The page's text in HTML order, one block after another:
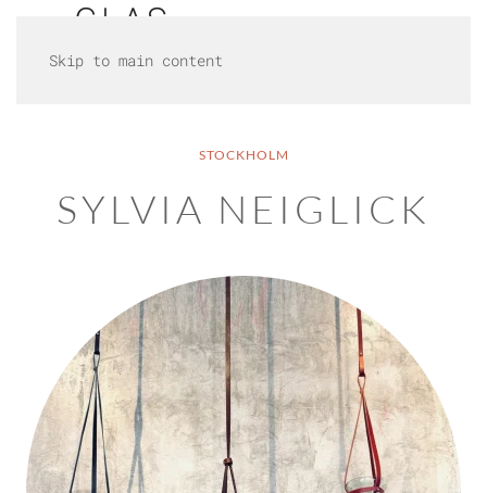
Skip to main content
STOCKHOLM
SYLVIA NEIGLICK